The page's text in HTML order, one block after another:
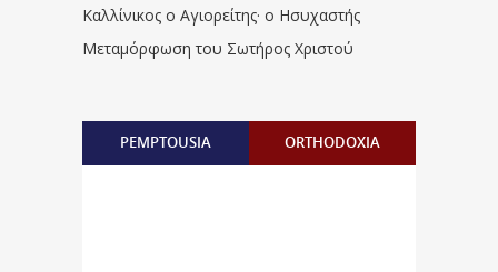
Καλλίνικος ο Αγιορείτης · ο Ησυχαστής
Μεταμόρφωση του Σωτήρος Χριστού
PEMPTOUSIA ORTHODOXIA